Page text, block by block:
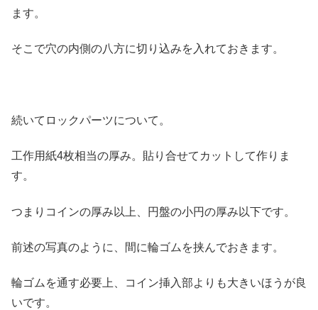
ます。
そこで穴の内側の八方に切り込みを入れておきます。
続いてロックパーツについて。
工作用紙4枚相当の厚み。 貼り合せてカットして作りま
す。
つまりコインの厚み以上、円盤の小円の厚み以下です。
前述の写真のように、間に輪ゴムを挟んでおきます。
輪ゴムを通す必要上、コイン挿入部よりも大きいほうが良
いです。